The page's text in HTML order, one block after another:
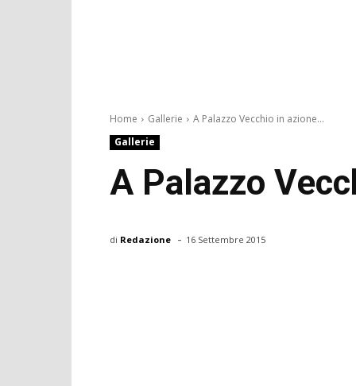
Home Gallerie
A Palazzo Vecchio in azione...
Gallerie
A Palazzo
di Redazione - 16 Settembre 2015